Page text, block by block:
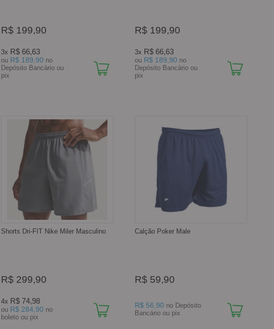
R$ 199,90
3x R$ 66,63
ou R$ 189,90 no
Depósito Bancário ou
pix
R$ 199,90
3x R$ 66,63
ou R$ 189,90 no
Depósito Bancário ou
pix
Shorts Dri-FIT Nike Miler Masculino
R$ 299,90
4x R$ 74,98
ou R$ 284,90 no
boleto ou pix
Calção Poker Male
R$ 59,90
R$ 56,90 no Depósito
Bancário ou pix